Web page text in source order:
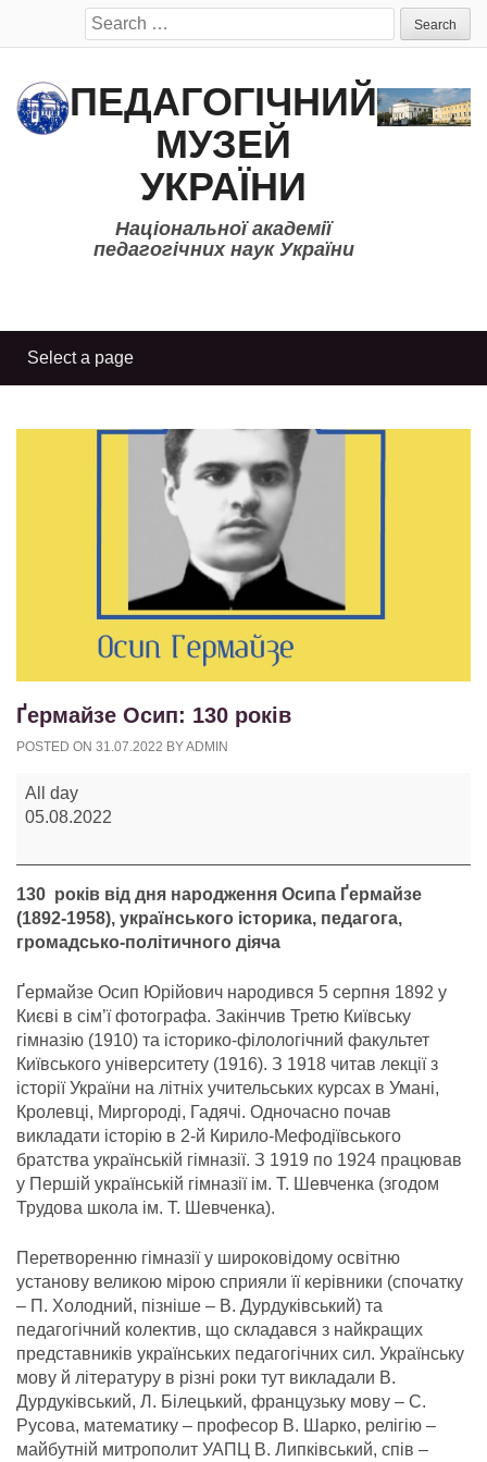
Search
for:
ПЕДАГОГІЧНИЙ
МУЗЕЙ
УКРАЇНИ
Національної академії
педагогічних наук України
Ґермайзе Осип: 130 років
POSTED ON 31.07.2022 BYADMIN
Ґермайзе
Осип:
All day
05.08.2022
130 років від дня народження Осипа Ґермайзе
(1892-1958), українського історика, педагога,
громадсько-політичного діяча
Ґермайзе Осип Юрійович народився 5 серпня 1892 у
Києві в сім’ї фотографа. Закінчив Третю Київську
гімназію (1910) та історико-філологічний факультет
Київського університету (1916). З 1918 читав лекції з
історії України на літніх учительських курсах в Умані,
Кролевці, Миргороді, Гадячі. Одночасно почав
викладати історію в 2-й Кирило-Мефодіївського
братства українській гімназії. З 1919 по 1924 працював
у Першій українській гімназії ім. Т. Шевченка (згодом
Трудова школа ім. Т. Шевченка).
Перетворенню гімназії у широковідому освітню
установу великою мірою сприяли її керівники (спочатку
– П. Холодний, пізніше – В. Дурдуківський) та
педагогічний колектив, що складався з найкращих
представників українських педагогічних сил. Українську
мову й літературу в різні роки тут викладали В.
Дурдуківський, Л. Білецький, французьку мову – С.
Русова, математику – професор В. Шарко, релігію –
майбутній митрополит УАПЦ В. Липківський, спів –